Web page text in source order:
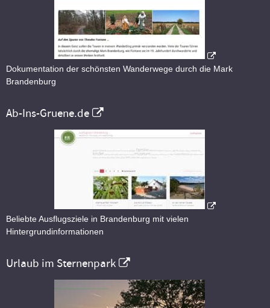
Dokumentation der schönsten Wanderwege durch die Mark
Brandenburg
Ab-Ins-Gruene.de
Beliebte Ausflugsziele in Brandenburg mit vielen
Hintergrundinformationen
Urlaub im Sternenpark